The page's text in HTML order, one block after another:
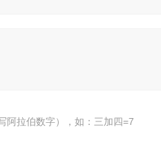
阿拉伯数字），如：三加四=7